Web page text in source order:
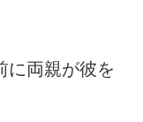
に両親が彼を